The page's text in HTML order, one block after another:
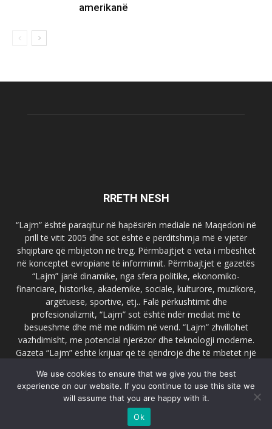
amerikanë
RRETH NESH
“Lajm” është paraqitur në hapësirën mediale në Maqedoni në
prill të vitit 2005 dhe sot është e përditshmja më e vjetër
shqiptare që mbijeton në treg. Përmbajtjet e veta i mbështet
në konceptet evropiane të informimit. Përmbajtjet e gazetës
“Lajm” janë dinamike, nga sfera politike, ekonomiko-
financiare, historike, akademike, sociale, kulturore, muzikore,
argëtuese, sportive, etj.. Falë përkushtimit dhe
profesionalizmit, “Lajm” sot është ndër mediat më të
besueshme dhe më me ndikim në vend. “Lajm” zhvillohet
vazhdimisht, me potencial njerëzor dhe teknologji moderne.
Gazeta “Lajm” është krijuar që të qëndrojë dhe të mbetet një
faqja zyrtare e gazetës “Lajm”, www.lajmpress.org është një
ndër portalet më të njohur në Maqedoni.
lajm.sk@gmail.com
We use cookies to ensure that we give you the best
experience on our website. If you continue to use this site we
will assume that you are happy with it.
Ok